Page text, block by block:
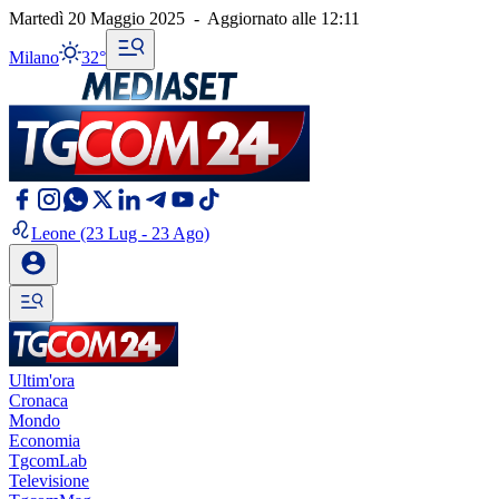
Martedì 20 Maggio 2025 - Aggiornato alle 12:11
Milano 32°
Leone (23 Lug - 23 Ago)
Ultim'ora
Cronaca
Mondo
Economia
TgcomLab
Televisione